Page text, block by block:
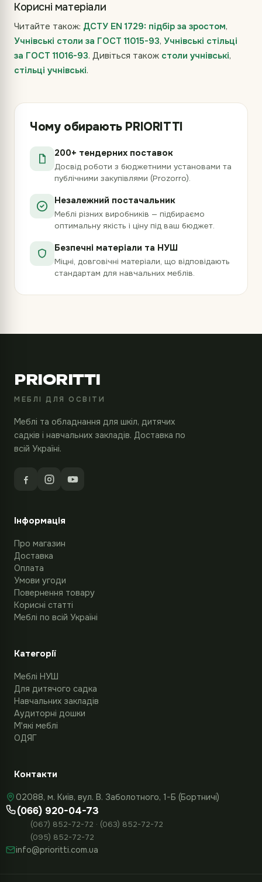
Корисні матеріали
Читайте також: ДСТУ EN 1729: підбір за зростом,
Учнівські столи за ГОСТ 11015-93, Учнівські стільці
за ГОСТ 11016-93. Дивіться також столи учнівські,
стільці учнівські.
Чому обирають PRIORITTI
200+ тендерних поставок
Досвід роботи з бюджетними установами та
публічними закупівлями (Prozorro).
Незалежний постачальник
Меблі різних виробників — підбираємо
оптимальну якість і ціну під ваш бюджет.
Безпечні матеріали та НУШ
Міцні, довговічні матеріали, що відповідають
стандартам для навчальних меблів.
PRIORITTI
МЕБЛІ ДЛЯ ОСВІТИ
Меблі та обладнання для шкіл, дитячих
садків і навчальних закладів. Доставка по
всій Україні.
Інформація
Про магазин
Доставка
Оплата
Умови угоди
Повернення товару
Корисні статті
Меблі по всій Україні
Категорії
Меблі НУШ
Для дитячого садка
Навчальних закладів
Аудиторні дошки
М'які меблі
ОДЯГ
Контакти
02088, м. Київ, вул. В. Заболотного, 1-Б (Бортничі)
(066) 920-04-73
(067) 852-72-72 · (063) 852-72-72
(095) 852-72-72
info@prioritti.com.ua